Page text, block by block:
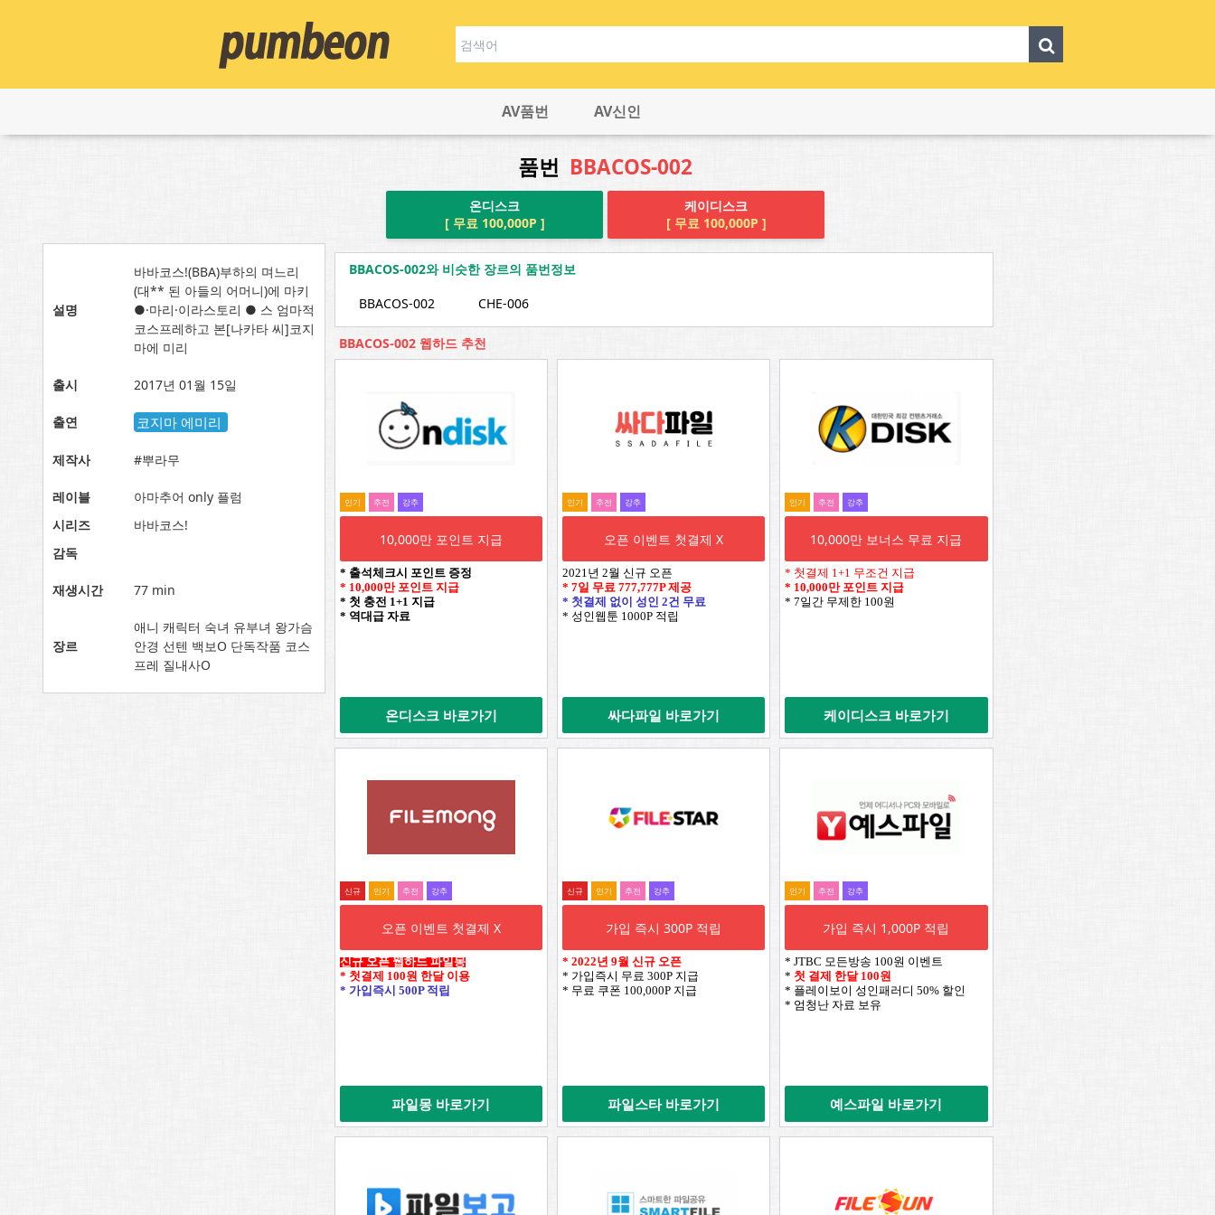
AV품번 AV신인
품번 BBACOS-002
온디스크
[ 무료 100,000P ]
케이디스크
[ 무료 100,000P ]
설명
바바코스!(BBA)부하의 며느리
(대** 된 아들의 어머니)에 마키
●·마리·이라스토리 ● 스 엄마적
코스프레하고 본[나카타 씨]코지
마에 미리
출시 2017년 01월 15일
출연 코지마 에미리
제작사 #뿌라무
레이블
아마추어 only 플럼
시리즈
바바코스!
감독
재생시간 77 min
장르
애니 캐릭터 숙녀 유부녀 왕가슴
안경 선텐 백보O 단독작품 코스
프레 질내사O
BBACOS-002와 비슷한 장르의 품번정보
BBACOS-002
CHE-006
BBACOS-002 웹하드 추천
인기 추전 강추
10,000만 포인트 지급
* 출석체크시 포인트 증정
* 10,000만 포인트 지급
* 첫 충전 1+1 지급
* 역대급 자료
온디스크 바로가기
인기 추전 강추
오픈 이벤트 첫결제 X
2021년 2월 신규 오픈
* 7일 무료 777,777P제공
* 첫결제 없이 성인 2건 무료
* 성인웹툰 1000P 적립
싸다파일 바로가기
인기 추전 강추
10,000만 보너스 무료 지급
* 첫결제 1+1 무조건 지급
* 10,000만 포인트 지급
* 7일간 무제한 100원
케이디스크 바로가기
신규 인기 추전 강추
오픈 이벤트 첫결제 X
신규 오픈 웹하드 파일몽
* 첫결제 100원 한달 이용
* 가입즉시 500P 적립
파일몽 바로가기
신규 인기 추전 강추
가입 즉시 300P 적립
* 2022년 9월 신규 오픈
* 가입즉시 무료 300P 지급
* 무료 쿠폰 100,000P 지급
파일스타 바로가기
인기 추전 강추
가입 즉시 1,000P 적립
* JTBC 모든방송 100원 이벤트
* 첫 결제 한달 100원
* 플레이보이 성인패러디 50% 할인
* 엄청난 자료 보유
예스파일 바로가기